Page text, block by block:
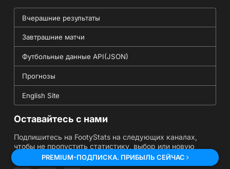
Вчерашние результаты
Завтрашние матчи
Футбольные данные API(JSON)
Прогнозы
English Site
Оставайтесь с нами
Подпишитесь на FootyStats на следующих каналах,
чтобы не пропустить статистику, выбор или новую
функцию.PREMIUM-ПОДПИСКА. ПРИБЫЛЬ СЕЙЧАС